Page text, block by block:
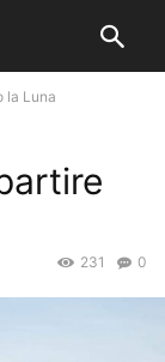
la Luna
0
231